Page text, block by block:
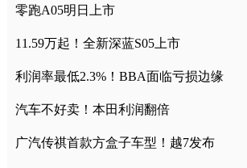
零跑A05明日上市
11.59万起！全新深蓝S05上市
利润率最低2.3%！BBA面临亏损边缘
汽车不好卖！本田利润翻倍
广汽传祺首款方盒子车型！越7发布